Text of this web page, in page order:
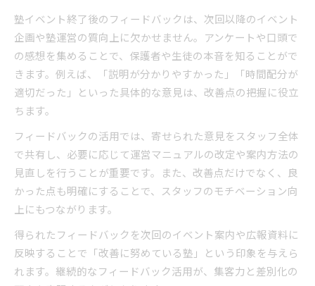
塾イベント終了後のフィードバックは、次回以降のイベント
企画や塾運営の質向上に欠かせません。アンケートや口頭で
の感想を集めることで、保護者や生徒の本音を知ることがで
きます。例えば、「説明が分かりやすかった」「時間配分が
適切だった」といった具体的な意見は、改善点の把握に役立
ちます。
フィードバックの活用では、寄せられた意見をスタッフ全体
で共有し、必要に応じて運営マニュアルの改定や案内方法の
見直しを行うことが重要です。また、改善点だけでなく、良
かった点も明確にすることで、スタッフのモチベーション向
上にもつながります。
得られたフィードバックを次回のイベント案内や広報資料に
反映することで「改善に努めている塾」という印象を与えら
れます。継続的なフィードバック活用が、集客力と差別化の